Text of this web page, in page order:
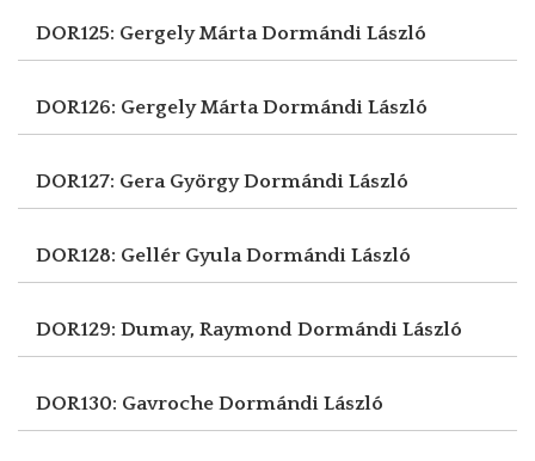
DOR125: Gergely MártaDormándi László
DOR126: Gergely MártaDormándi László
DOR127: Gera GyörgyDormándi László
DOR128: Gellér GyulaDormándi László
DOR129: Dumay, Raymond Dormándi László
DOR130: Gavroche Dormándi László